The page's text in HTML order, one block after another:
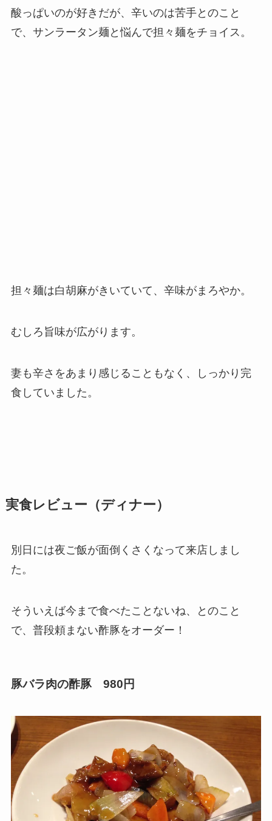
酸っぱいのが好きだが、辛いのは苦手とのこと
で、サンラータン麺と悩んで担々麺をチョイス。
担々麺は白胡麻がきいていて、辛味がまろやか。
むしろ旨味が広がります。
妻も辛さをあまり感じることもなく、しっかり完
食していました。
実食レビュー（ディナー）
別日には夜ご飯が面倒くさくなって来店しまし
た。
そういえば今まで食べたことないね、とのこと
で、普段頼まない酢豚をオーダー！
豚バラ肉の酢豚 980円